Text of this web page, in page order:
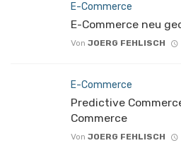
E-Commerce
E-Commerce neu
Von JOERG FEHLISCH
E-Commerce
Predictive
Commerce
Von JOERG FEHLISCH